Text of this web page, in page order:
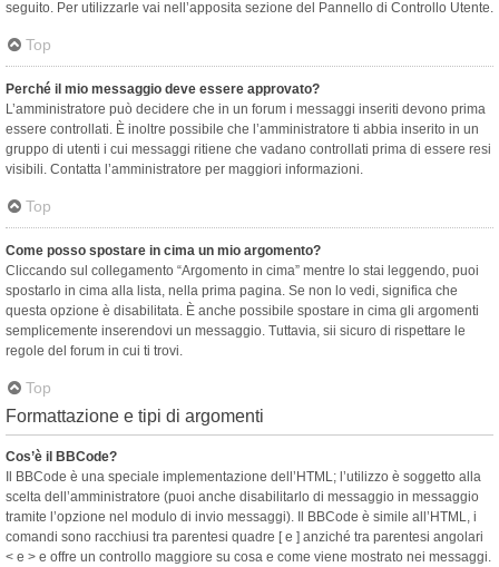
seguito. Per utilizzarle vai nell’apposita sezione del Pannello di Controllo Utente.
Top
Perché il mio messaggio deve essere approvato?
L’amministratore può decidere che in un forum i messaggi inseriti devono prima
essere controllati. È inoltre possibile che l’amministratore ti abbia inserito in un
gruppo di utenti i cui messaggi ritiene che vadano controllati prima di essere resi
visibili. Contatta l’amministratore per maggiori informazioni.
Top
Come posso spostare in cima un mio argomento?
Cliccando sul collegamento “Argomento in cima” mentre lo stai leggendo, puoi
spostarlo in cima alla lista, nella prima pagina. Se non lo vedi, significa che
questa opzione è disabilitata. È anche possibile spostare in cima gli argomenti
semplicemente inserendovi un messaggio. Tuttavia, sii sicuro di rispettare le
regole del forum in cui ti trovi.
Top
Formattazione e tipi di argomenti
Cos’è il BBCode?
Il BBCode è una speciale implementazione dell’HTML; l’utilizzo è soggetto alla
scelta dell’amministratore (puoi anche disabilitarlo di messaggio in messaggio
tramite l’opzione nel modulo di invio messaggi). Il BBCode è simile all’HTML, i
comandi sono racchiusi tra parentesi quadre [ e ] anziché tra parentesi angolari
< e > e offre un controllo maggiore su cosa e come viene mostrato nei messaggi.